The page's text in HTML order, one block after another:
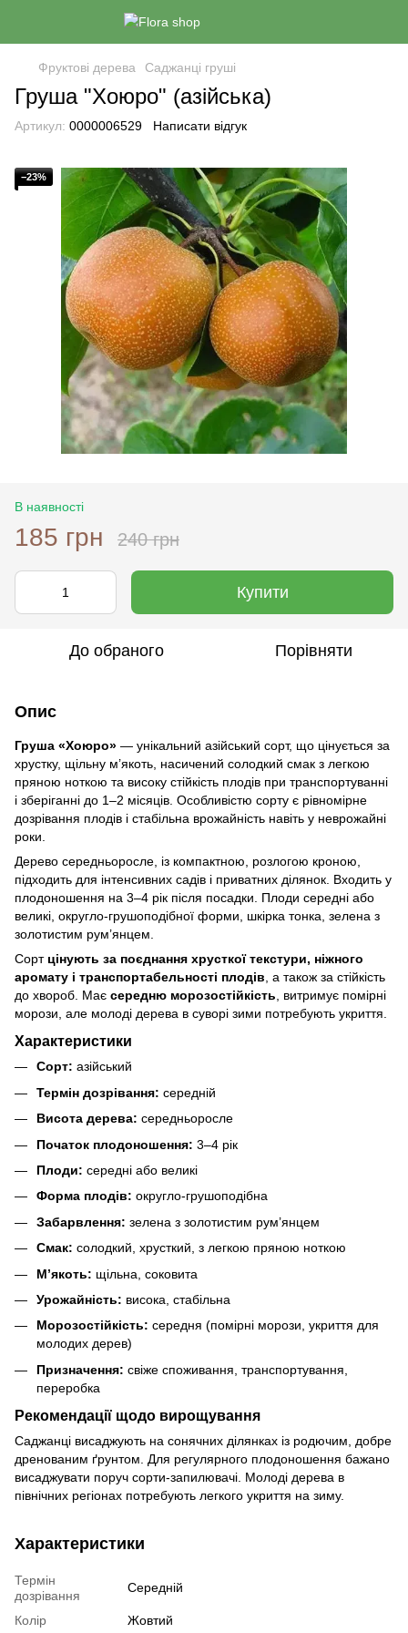
Фруктові дерева Саджанці груші
Груша "Хоюро" (азійська)
Артикул: 0000006529 Написати відгук
−23%
В наявності
185 грн 240 грн
Купити
До обраного Порівняти
Опис
Груша «Хоюро» — унікальний азійський сорт, що цінується за
хрустку, щільну м’якоть, насичений солодкий смак з легкою
пряною ноткою та високу стійкість плодів при транспортуванні
і зберіганні до 1–2 місяців. Особливістю сорту є рівномірне
дозрівання плодів і стабільна врожайність навіть у неврожайні
роки.
Дерево середньоросле, із компактною, розлогою кроною,
підходить для інтенсивних садів і приватних ділянок. Входить у
плодоношення на 3–4 рік після посадки. Плоди середні або
великі, округло-грушоподібної форми, шкірка тонка, зелена з
золотистим рум’янцем.
Сорт цінують за поєднання хрусткої текстури, ніжного
аромату і транспортабельності плодів , а також за стійкість
до хвороб. Має середню морозостійкість , витримує помірні
морози, але молоді дерева в суворі зими потребують укриття.
Характеристики
Сорт: азійський
Термін дозрівання: середній
Висота дерева: середньоросле
Початок плодоношення: 3–4 рік
Плоди: середні або великі
Форма плодів: округло-грушоподібна
Забарвлення: зелена з золотистим рум’янцем
Смак: солодкий, хрусткий, з легкою пряною ноткою
М’якоть: щільна, соковита
Урожайність: висока, стабільна
Морозостійкість: середня (помірні морози, укриття для
молодих дерев)
Призначення: свіже споживання, транспортування,
переробка
Рекомендації щодо вирощування
Саджанці висаджують на сонячних ділянках із родючим, добре
дренованим ґрунтом. Для регулярного плодоношення бажано
висаджувати поруч сорти-запилювачі. Молоді дерева в
північних регіонах потребують легкого укриття на зиму.
Характеристики
Термін
дозрівання
Середній
Колір Жовтий